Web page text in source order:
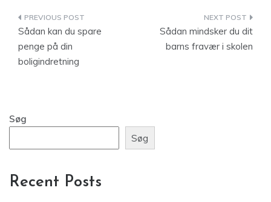
Indlægsnavigation
Sådan kan du spare
penge på din
boligindretning
Sådan mindsker du dit
barns fravær i skolen
Søg
Søg
Recent Posts